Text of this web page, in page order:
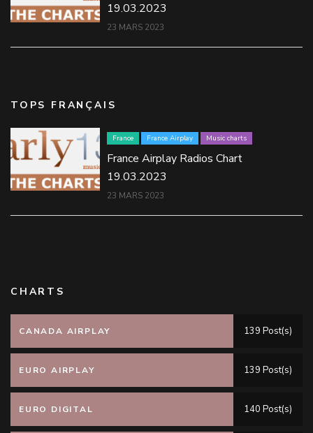
19.03.2023
23 MARS 2023
TOPS FRANÇAIS
France France Airplay Music charts
France Airplay Radios Chart
19.03.2023
23 MARS 2023
CHARTS
CANADA AIRPLAY 139 Post(s)
EURO AIRPLAY 139 Post(s)
EURO DIGITAL 140 Post(s)